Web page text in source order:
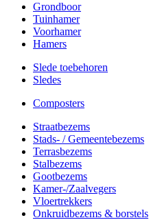
Grondboor
Tuinhamer
Voorhamer
Hamers
Slede toebehoren
Sledes
Composters
Straatbezems
Stads- / Gemeentebezems
Terrasbezems
Stalbezems
Gootbezems
Kamer-/Zaalvegers
Vloertrekkers
Onkruidbezems & borstels